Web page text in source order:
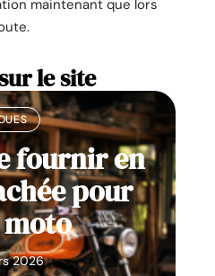
maintenant que lors
le site
fournir en
pour
2026